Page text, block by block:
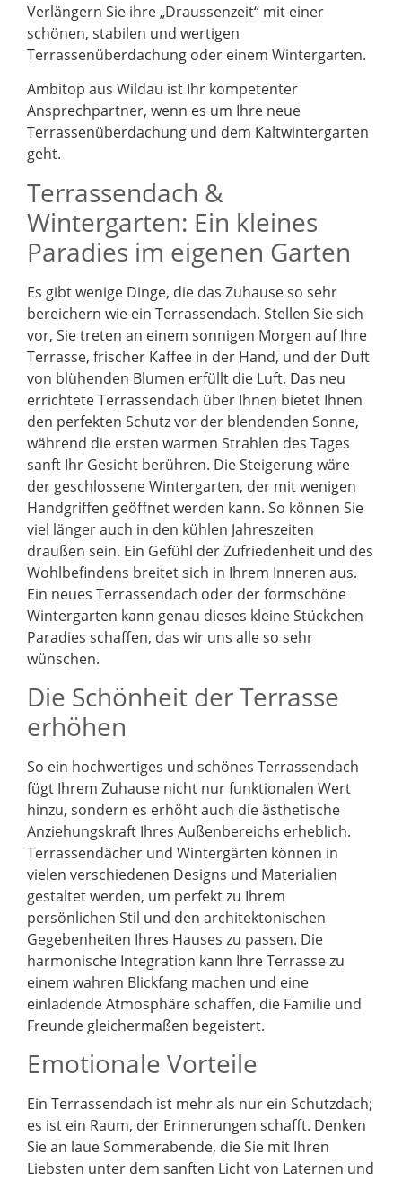
Verlängern Sie ihre „Draussenzeit“ mit einer
schönen, stabilen und wertigen
Terrassenüberdachung oder einem Wintergarten.
Ambitop aus Wildau ist Ihr kompetenter
Ansprechpartner, wenn es um Ihre neue
Terrassenüberdachung und dem Kaltwintergarten
geht.
Terrassendach &
Wintergarten: Ein kleines
Paradies im eigenen Garten
Es gibt wenige Dinge, die das Zuhause so sehr
bereichern wie ein Terrassendach. Stellen Sie sich
vor, Sie treten an einem sonnigen Morgen auf Ihre
Terrasse, frischer Kaffee in der Hand, und der Duft
von blühenden Blumen erfüllt die Luft. Das neu
errichtete Terrassendach über Ihnen bietet Ihnen
den perfekten Schutz vor der blendenden Sonne,
während die ersten warmen Strahlen des Tages
sanft Ihr Gesicht berühren. Die Steigerung wäre
der geschlossene Wintergarten, der mit wenigen
Handgriffen geöffnet werden kann. So können Sie
viel länger auch in den kühlen Jahreszeiten
draußen sein. Ein Gefühl der Zufriedenheit und des
Wohlbefindens breitet sich in Ihrem Inneren aus.
Ein neues Terrassendach oder der formschöne
Wintergarten kann genau dieses kleine Stückchen
Paradies schaffen, das wir uns alle so sehr
wünschen.
Die Schönheit der Terrasse
erhöhen
So ein hochwertiges und schönes Terrassendach
fügt Ihrem Zuhause nicht nur funktionalen Wert
hinzu, sondern es erhöht auch die ästhetische
Anziehungskraft Ihres Außenbereichs erheblich.
Terrassendächer und Wintergärten können in
vielen verschiedenen Designs und Materialien
gestaltet werden, um perfekt zu Ihrem
persönlichen Stil und den architektonischen
Gegebenheiten Ihres Hauses zu passen. Die
harmonische Integration kann Ihre Terrasse zu
einem wahren Blickfang machen und eine
einladende Atmosphäre schaffen, die Familie und
Freunde gleichermaßen begeistert.
Emotionale Vorteile
Ein Terrassendach ist mehr als nur ein Schutzdach;
es ist ein Raum, der Erinnerungen schafft. Denken
Sie an laue Sommerabende, die Sie mit Ihren
Liebsten unter dem sanften Licht von Laternen und